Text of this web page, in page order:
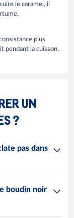
le caramel, il
plus
pendant la cuisson.
UN
?
pas dans
boudin noir